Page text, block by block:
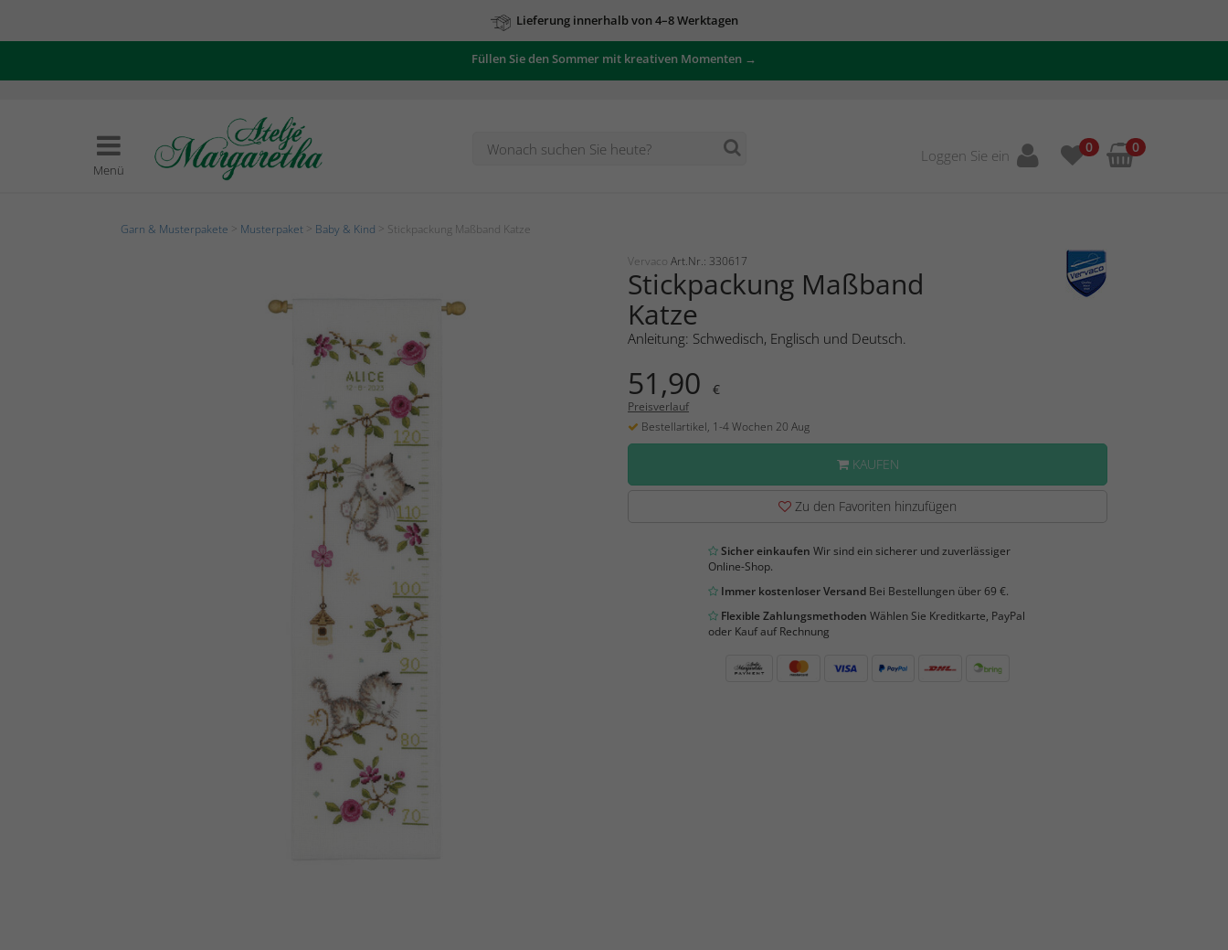
Lieferung innerhalb von 4–8 Werktagen
Füllen Sie den Sommer mit kreativen Momenten →
Menü
Loggen Sie ein 0 0
Garn & Musterpakete Musterpaket Baby & Kind > Stickpackung Maßband Katze
Vervaco Art.Nr.: 330617
Stickpackung Maßband
Katze
Anleitung: Schwedisch, Englisch und Deutsch.
51,90 €
Preisverlauf
Bestellartikel, 1-4 Wochen 20 Aug
KAUFEN
Zu den Favoriten hinzufügen
Sicher einkaufen Wir sind ein sicherer und zuverlässiger
Online-Shop.
Immer kostenloser VersandBei Bestellungen über 69 €.
Flexible Zahlungsmethoden Wählen Sie Kreditkarte, PayPal
oder Kauf auf Rechnung